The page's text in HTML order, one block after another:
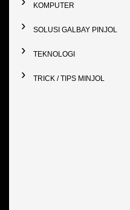
KOMPUTER
SOLUSI GALBAY PINJOL
TEKNOLOGI
TRICK / TIPS MINJOL